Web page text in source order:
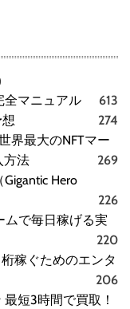
全マニュアル
613
274
界最大のNFTマー
方法
269
Hero
226
ムで毎日稼げる実
220
稼ぐためのエンタ
206
短3時間で買取！